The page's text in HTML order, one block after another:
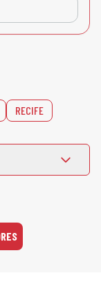
RECIFE